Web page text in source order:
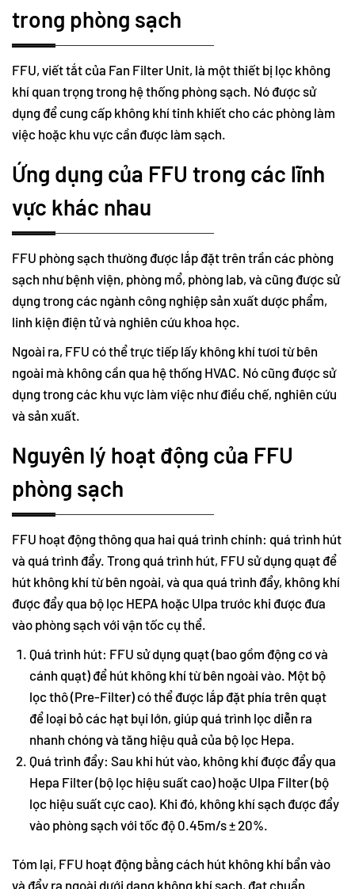
trong phòng sạch
FFU, viết tắt của Fan Filter Unit, là một thiết bị lọc không
khí quan trọng trong hệ thống phòng sạch. Nó được sử
dụng để cung cấp không khí tinh khiết cho các phòng làm
việc hoặc khu vực cần được làm sạch.
Ứng dụng của FFU trong các lĩnh
vực khác nhau
FFU phòng sạch thường được lắp đặt trên trần các phòng
sạch như bệnh viện, phòng mổ, phòng lab, và cũng được sử
dụng trong các ngành công nghiệp sản xuất dược phẩm,
linh kiện điện tử và nghiên cứu khoa học.
Ngoài ra, FFU có thể trực tiếp lấy không khí tươi từ bên
ngoài mà không cần qua hệ thống HVAC. Nó cũng được sử
dụng trong các khu vực làm việc như điều chế, nghiên cứu
và sản xuất.
Nguyên lý hoạt động của FFU
phòng sạch
FFU hoạt động thông qua hai quá trình chính: quá trình hút
và quá trình đẩy. Trong quá trình hút, FFU sử dụng quạt để
hút không khí từ bên ngoài, và qua quá trình đẩy, không khí
được đẩy qua bộ lọc HEPA hoặc Ulpa trước khi được đưa
vào phòng sạch với vận tốc cụ thể.
Quá trình hút: FFU sử dụng quạt (bao gồm động cơ và
cánh quạt) để hút không khí từ bên ngoài vào. Một bộ
lọc thô (Pre-Filter) có thể được lắp đặt phía trên quạt
để loại bỏ các hạt bụi lớn, giúp quá trình lọc diễn ra
nhanh chóng và tăng hiệu quả của bộ lọc Hepa.
Quá trình đẩy: Sau khi hút vào, không khí được đẩy qua
Hepa Filter (bộ lọc hiệu suất cao) hoặc Ulpa Filter (bộ
lọc hiệu suất cực cao). Khi đó, không khí sạch được đẩy
vào phòng sạch với tốc độ 0.45m/s ± 20%.
Tóm lại, FFU hoạt động bằng cách hút không khí bẩn vào
và đẩy ra ngoài dưới dạng không khí sạch, đạt chuẩn.